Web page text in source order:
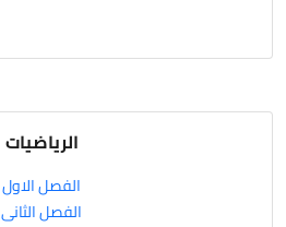
الرياضيات
الفصل الاول
الفصل الثانى